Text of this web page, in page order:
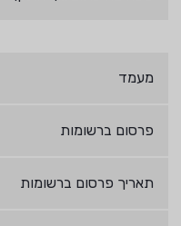
מעמד
פרסום ברשומות
תאריך פרסום ברשומות